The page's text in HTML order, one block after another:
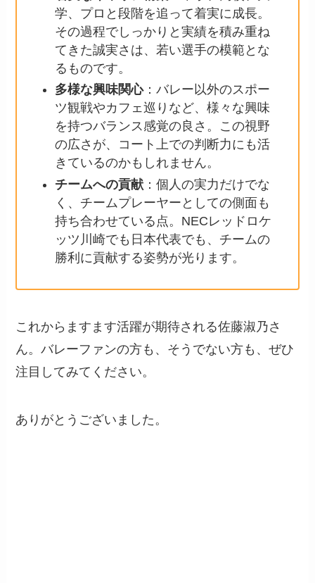
学、プロと段階を追って着実に成長。
その過程でしっかりと実績を積み重ね
てきた誠実さは、若い選手の模範とな
るものです。
多様な興味関心：バレー以外のスポー
ツ観戦やカフェ巡りなど、様々な興味
を持つバランス感覚の良さ。この視野
の広さが、コート上での判断力にも活
きているのかもしれません。
チームへの貢献 ：個人の実力だけでな
く、チームプレーヤーとしての側面も
持ち合わせている点。NECレッドロケ
ッツ川崎でも日本代表でも、チームの
勝利に貢献する姿勢が光ります。
これからますます活躍が期待される佐藤淑乃さ
ん。バレーファンの方も、そうでない方も、ぜひ
注目してみてください。
ありがとうございました。